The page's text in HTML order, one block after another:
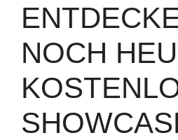
NOCH